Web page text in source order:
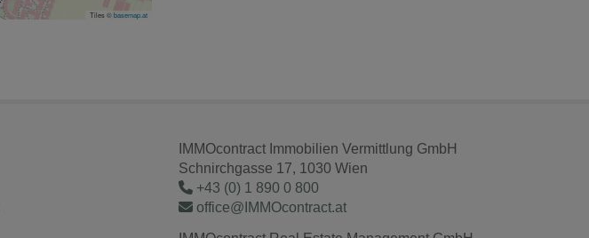
Tiles ©basemap.at
IMMOcontract Immobilien Vermittlung GmbH
Schnirchgasse 17, 1030 Wien
+43 (0) 1 890 0 800
office@IMMOcontract.at